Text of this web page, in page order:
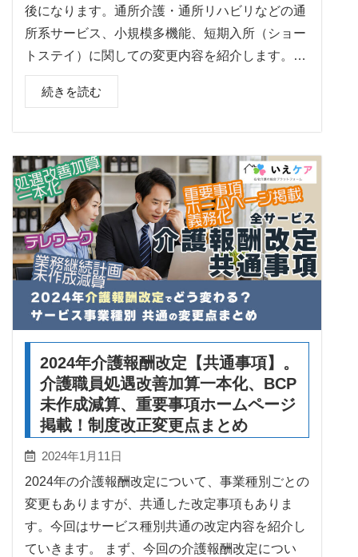
後になります。通所介護・通所リハビリなどの通
所系サービス、小規模多機能、短期入所（ショー
トステイ）に関しての変更内容を紹介します。…
続きを読む
2024年介護報酬改定【共通事項】。
介護職員処遇改善加算一本化、BCP
未作成減算、重要事項ホームページ
掲載！制度改正変更点まとめ
2024年1月11日
2024年の介護報酬改定について、事業種別ごとの
変更もありますが、共通した改定事項もありま
す。今回はサービス種別共通の改定内容を紹介し
ていきます。 まず、今回の介護報酬改定につい